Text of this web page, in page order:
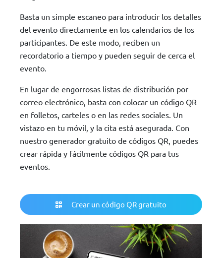
Basta un simple escaneo para introducir los detalles
del evento directamente en los calendarios de los
participantes. De este modo, reciben un
recordatorio a tiempo y pueden seguir de cerca el
evento.
En lugar de engorrosas listas de distribución por
correo electrónico, basta con colocar un código QR
en folletos, carteles o en las redes sociales. Un
vistazo en tu móvil, y la cita está asegurada. Con
nuestro generador gratuito de códigos QR, puedes
crear rápida y fácilmente códigos QR para tus
eventos.
Crear un código QR gratuito